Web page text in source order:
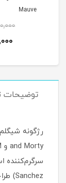
Mauve
توضیحات
Sanchez) طراحی شده است.